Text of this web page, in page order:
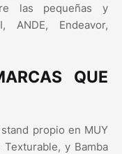
las pequeñas y
ANDE, Endeavor,
QUE
propio en MUY
Texturable, y Bamba